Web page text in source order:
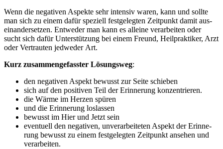
Wenn die nega­ti­ven Aspek­te sehr inten­siv waren, kann und soll­te
man sich zu einem dafür spe­zi­ell fest­ge­leg­ten Zeit­punkt damit aus­
ein­an­der­set­zen. Ent­we­der man kann es allei­ne ver­ar­bei­ten oder
sucht sich dafür Unter­stüt­zung bei einem Freund, Heil­prak­ti­ker, Arzt
oder Ver­trau­ten jed­we­der Art.
Kurz zusam­men­ge­fass­ter Lösungs­weg:
den nega­ti­ven Aspekt bewusst zur Sei­te schieben
sich auf den posi­ti­ven Teil der Erin­ne­rung konzentrieren.
die Wär­me im Her­zen spüren
und die Erin­ne­rung loslassen
bewusst im Hier und Jetzt sein
even­tu­ell den nega­ti­ven, unver­ar­bei­te­ten Aspekt der Erin­ne­
rung bewusst zu einem fest­ge­leg­ten Zeit­punkt anse­hen und
verarbeiten.